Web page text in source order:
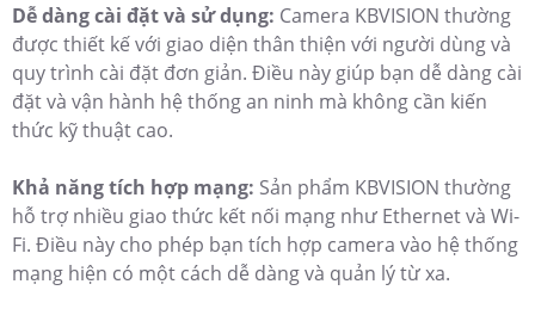
Dễ dàng cài đặt và sử dụng: Camera KBVISION thường
được thiết kế với giao diện thân thiện với người dùng và
quy trình cài đặt đơn giản. Điều này giúp bạn dễ dàng cài
đặt và vận hành hệ thống an ninh mà không cần kiến
thức kỹ thuật cao.
Khả năng tích hợp mạng: Sản phẩm KBVISION thường
hỗ trợ nhiều giao thức kết nối mạng như Ethernet và Wi-
Fi. Điều này cho phép bạn tích hợp camera vào hệ thống
mạng hiện có một cách dễ dàng và quản lý từ xa.